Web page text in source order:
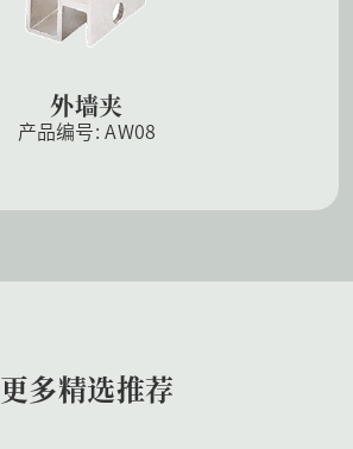
外墙夹
产品编号: AW08
更多精选推荐